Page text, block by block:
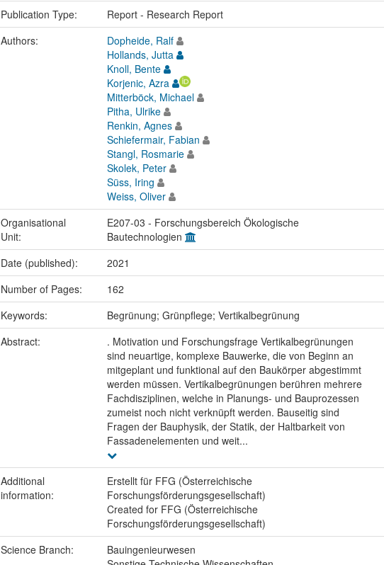
Publication Type: Report - Research Report
Authors:
Dopheide, Ralf
Hollands, Jutta
Knoll, Bente
Korjenic, Azra
Mitterböck, Michael
Pitha, Ulrike
Renkin, Agnes
Schiefermair, Fabian
Stangl, Rosmarie
Skolek, Peter
Süss, Iring
Weiss, Oliver
Organisational
Unit:
E207-03 - Forschungsbereich Ökologische
Bautechnologien
Date (published): 2021
Number of Pages:
162
Keywords:
Begrünung; Grünpflege; Vertikalbegrünung
Abstract:
. Motivation und Forschungsfrage Vertikalbegrünungen
sind neuartige, komplexe Bauwerke, die von Beginn an
mitgeplant und funktional auf den Baukörper abgestimmt
werden müssen. Vertikalbegrünungen berühren mehrere
Fachdisziplinen, welche in Planungs- und Bauprozessen
zumeist noch nicht verknüpft werden. Bauseitig sind
Fragen der Bauphysik, der Statik, der Haltbarkeit von
Fassadenelementen und weit...
Additional
information:
Erstellt für FFG (Österreichische
Forschungsförderungsgesellschaft)
Created for FFG (Österreichische
Forschungsförderungsgesellschaft)
Science Branch:
Bauingenieurwesen